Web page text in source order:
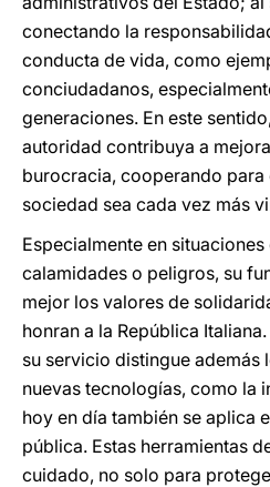
conectando la
conducta de vida, como
conciudadanos,
generaciones. En este
autoridad contribuya a
burocracia, cooperando para
sociedad sea cada vez más
Especialmente en
calamidades o peligros, su
mejor los valores de
honran a la República
su servicio distingue además
nuevas tecnologías, como la
hoy en día también se aplica
pública. Estas herramientas
cuidado, no solo para